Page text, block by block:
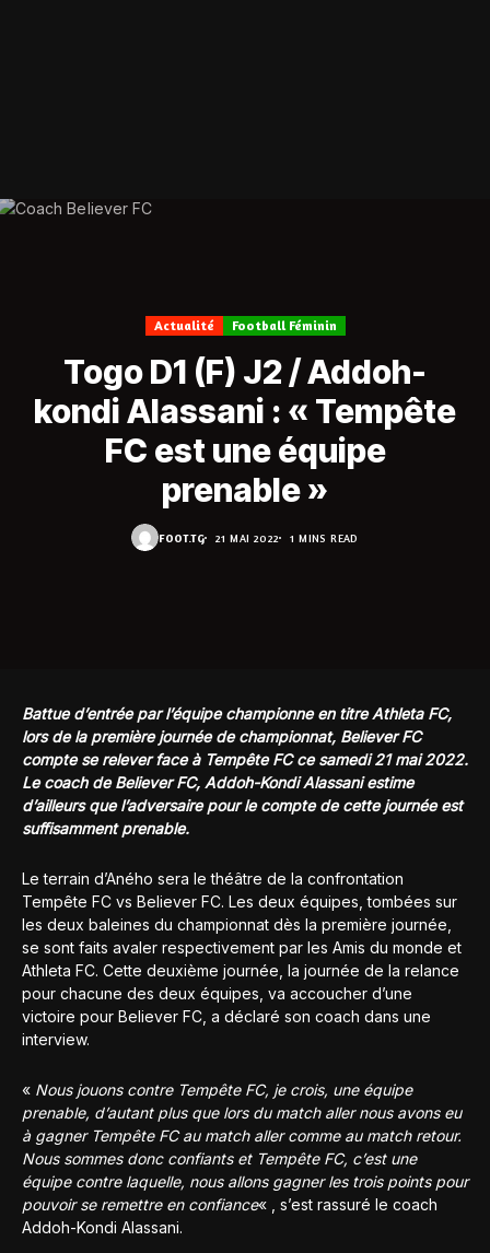
Actualité Football Féminin
Togo D1 (F) J2 / Addoh-
kondi Alassani : « Tempête
FC est une équipe
prenable »
FOOT.TG 21 MAI 2022 1 MINS READ
Battue d’entrée par l’équipe championne en titre Athleta FC,
lors de la première journée de championnat, Believer FC
compte se relever face à Tempête FC ce samedi 21 mai 2022.
Le coach de Believer FC, Addoh-Kondi Alassani estime
d’ailleurs que l’adversaire pour le compte de cette journée est
suffisamment prenable.
Le terrain d’Aného sera le théâtre de la confrontation
Tempête FC vs Believer FC. Les deux équipes, tombées sur
les deux baleines du championnat dès la première journée,
se sont faits avaler respectivement par les Amis du monde et
Athleta FC. Cette deuxième journée, la journée de la relance
pour chacune des deux équipes, va accoucher d’une
victoire pour Believer FC, a déclaré son coach dans une
interview.
« Nous jouons contre Tempête FC, je crois, une équipe
prenable, d’autant plus que lors du match aller nous avons eu
à gagner Tempête FC au match aller comme au match retour.
Nous sommes donc confiants et Tempête FC, c’est une
équipe contre laquelle, nous allons gagner les trois points pour
pouvoir se remettre en confiance« , s’est rassuré le coach
Addoh-Kondi Alassani.